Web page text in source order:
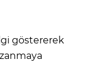
göstererek